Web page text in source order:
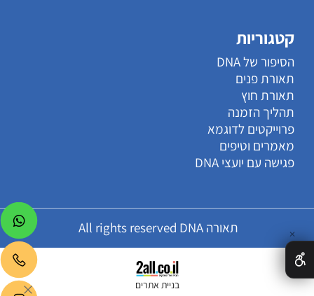
קטגוריות
הסיפור של DNA
תאורת פנים
תאורת חוץ
תהליך הזמנה
פרוייקטים לדוגמא
מאמרים וטיפים
פגישה עם יועצי DNA
תאורה All rights reserved DNA
בניית אתרים
✕